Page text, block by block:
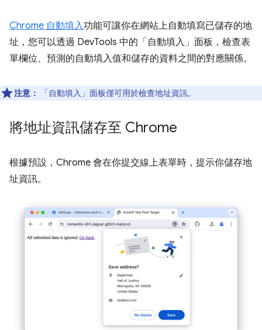
Chrome 自動填入功能可讓你在網站上自動填寫已儲存的地
址，您可以透過 DevTools 中的「自動填入」 面板，檢查表
單欄位、預測的自動填入值和儲存的資料之間的對應關係。
注意： 「自動填入」 面板僅可用於檢查地址資訊。
將地址資訊儲存至 Chrome
根據預設，Chrome 會在你提交線上表單時，提示你儲存地
址資訊。